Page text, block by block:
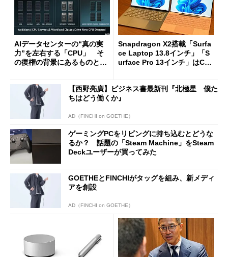
AIデータセンターの“真の実
力”を左右する「CPU」 そ
の復権の背景にあるものと
Snapdragon X2搭載「Surfa
ce Laptop 13.8インチ」「S
urface Pro 13インチ」はCop
た
【西野亮廣】ビジネス書最新刊『北極星 僕た
ちはどう働くか』
AD（FINCHI on GOETHE）
ゲーミングPCをリビングに持ち込むとどうな
るか？ 話題の「Steam Machine」をSteam
Deckユーザーが買ってみた
GOETHEとFINCHIがタッグを組み、新メディ
アを創設
AD（FINCHI on GOETHE）